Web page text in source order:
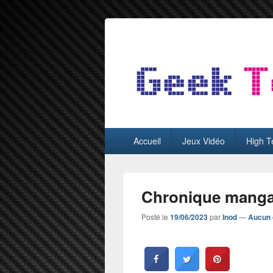
GeekTest
principalAccueil Jeux Vidéo High
Chronique
Posté le 19/06/2023parInod—Aucun